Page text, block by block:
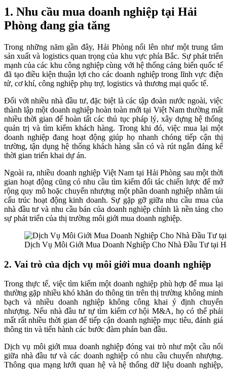
1. Nhu cầu mua doanh nghiệp tại Hải
Phòng đang gia tăng
Trong những năm gần đây, Hải Phòng nổi lên như một trung tâm
sản xuất và logistics quan trọng của khu vực phía Bắc. Sự phát triển
mạnh của các khu công nghiệp cùng với hệ thống cảng biển quốc tế
đã tạo điều kiện thuận lợi cho các doanh nghiệp trong lĩnh vực điện
tử, cơ khí, công nghiệp phụ trợ, logistics và thương mại quốc tế.
Đối với nhiều nhà đầu tư, đặc biệt là các tập đoàn nước ngoài, việc
thành lập một doanh nghiệp hoàn toàn mới tại Việt Nam thường mất
nhiều thời gian để hoàn tất các thủ tục pháp lý, xây dựng hệ thống
quản trị và tìm kiếm khách hàng. Trong khi đó, việc mua lại một
doanh nghiệp đang hoạt động giúp họ nhanh chóng tiếp cận thị
trường, tận dụng hệ thống khách hàng sẵn có và rút ngắn đáng kể
thời gian triển khai dự án.
Ngoài ra, nhiều doanh nghiệp Việt Nam tại Hải Phòng sau một thời
gian hoạt động cũng có nhu cầu tìm kiếm đối tác chiến lược để mở
rộng quy mô hoặc chuyển nhượng một phần doanh nghiệp nhằm tái
cấu trúc hoạt động kinh doanh. Sự gặp gỡ giữa nhu cầu mua của
nhà đầu tư và nhu cầu bán của doanh nghiệp chính là nền tảng cho
sự phát triển của thị trường môi giới mua doanh nghiệp.
Dịch Vụ Môi Giới Mua Doanh Nghiệp Cho Nhà Đầu Tư tại
2. Vai trò của dịch vụ môi giới mua doanh nghiệp
Trong thực tế, việc tìm kiếm một doanh nghiệp phù hợp để mua lại
thường gặp nhiều khó khăn do thông tin trên thị trường không minh
bạch và nhiều doanh nghiệp không công khai ý định chuyển
nhượng. Nếu nhà đầu tư tự tìm kiếm cơ hội M&A, họ có thể phải
mất rất nhiều thời gian để tiếp cận doanh nghiệp mục tiêu, đánh giá
thông tin và tiến hành các bước đàm phán ban đầu.
Dịch vụ môi giới mua doanh nghiệp đóng vai trò như một cầu nối
giữa nhà đầu tư và các doanh nghiệp có nhu cầu chuyển nhượng.
Thông qua mạng lưới quan hệ và hệ thống dữ liệu doanh nghiệp,